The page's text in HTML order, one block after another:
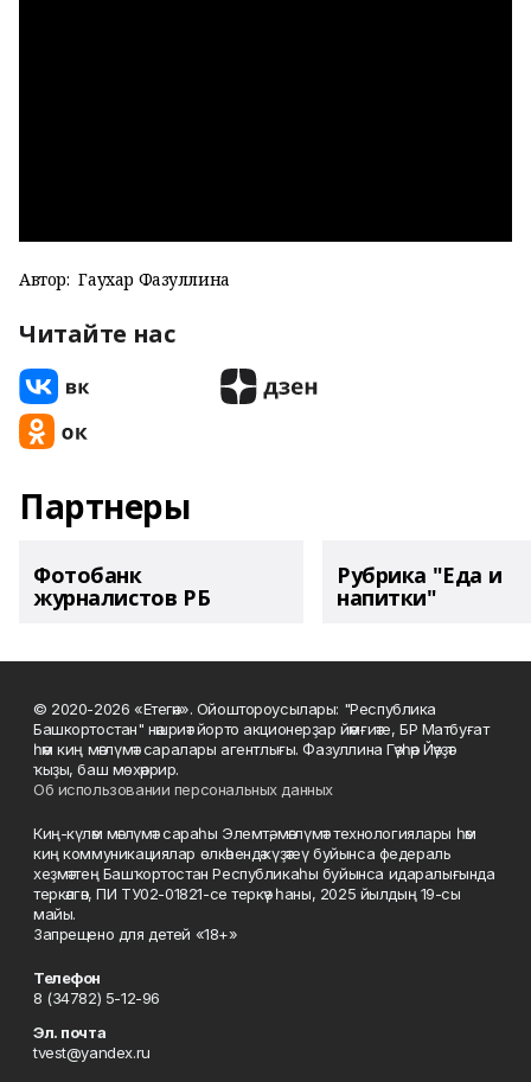
Автор: Гаухар Фазуллина
Читайте нас
Партнеры
Фотобанк
журналистов РБ
Рубрика "Еда и
напитки"
© 2020-2026 «Етегән». Ойоштороусылары: "Республика
Башкортостан" нәшриәт йорто акционерҙар йәмғиәте, БР Матбуғат
һәм киң мәғлүмәт саралары агентлығы. Фазуллина Гәүһәр Йәүҙәт
ҡыҙы, баш мөхәррир.
Об использовании персональных данных
Киң-күләм мәғлүмәт сараһы Элемтә, мәғлүмәт технологиялары һәм
киң коммуникациялар өлкәһендә күҙәтеү буйынса федераль
хеҙмәттең Башҡортостан Республикаһы буйынса идаралығында
теркәлгән, ПИ ТУ02-01821-се теркәү һаны, 2025 йылдың 19-сы
майы.
Запрещено для детей «18+»
Телефон
8 (34782) 5-12-96
Эл. почта
tvest@yandex.ru